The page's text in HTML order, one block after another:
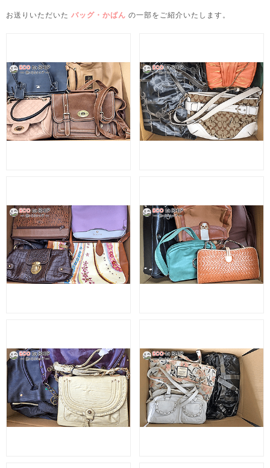
お送りいただいた バッグ・かばん の一部をご紹介いたします。